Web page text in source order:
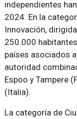
independientes
2024. En la
Innovación,
250.000
países asociados
autoridad
Espoo y Tampere
(Italia).
La categoría de